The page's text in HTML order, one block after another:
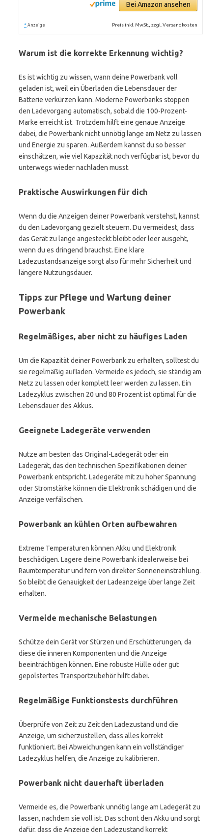
Bei Amazon ansehen
* Anzeige Preis inkl. MwSt., zzgl. Versandkosten
Warum ist die korrekte Erkennung wichtig?
Es ist wichtig zu wissen, wann deine Powerbank voll
geladen ist, weil ein Überladen die Lebensdauer der
Batterie verkürzen kann. Moderne Powerbanks stoppen
den Ladevorgang automatisch, sobald die 100-Prozent-
Marke erreicht ist. Trotzdem hilft eine genaue Anzeige
dabei, die Powerbank nicht unnötig lange am Netz zu lassen
und Energie zu sparen. Außerdem kannst du so besser
einschätzen, wie viel Kapazität noch verfügbar ist, bevor du
unterwegs wieder nachladen musst.
Praktische Auswirkungen für dich
Wenn du die Anzeigen deiner Powerbank verstehst, kannst
du den Ladevorgang gezielt steuern. Du vermeidest, dass
das Gerät zu lange angesteckt bleibt oder leer ausgeht,
wenn du es dringend brauchst. Eine klare
Ladezustandsanzeige sorgt also für mehr Sicherheit und
längere Nutzungsdauer.
Tipps zur Pflege und Wartung deiner
Powerbank
Regelmäßiges, aber nicht zu häufiges Laden
Um die Kapazität deiner Powerbank zu erhalten, solltest du
sie regelmäßig aufladen. Vermeide es jedoch, sie ständig am
Netz zu lassen oder komplett leer werden zu lassen. Ein
Ladezyklus zwischen 20 und 80 Prozent ist optimal für die
Lebensdauer des Akkus.
Geeignete Ladegeräte verwenden
Nutze am besten das Original-Ladegerät oder ein
Ladegerät, das den technischen Spezifikationen deiner
Powerbank entspricht. Ladegeräte mit zu hoher Spannung
oder Stromstärke können die Elektronik schädigen und die
Anzeige verfälschen.
Powerbank an kühlen Orten aufbewahren
Extreme Temperaturen können Akku und Elektronik
beschädigen. Lagere deine Powerbank idealerweise bei
Raumtemperatur und fern von direkter Sonneneinstrahlung.
So bleibt die Genauigkeit der Ladeanzeige über lange Zeit
erhalten.
Vermeide mechanische Belastungen
Schütze dein Gerät vor Stürzen und Erschütterungen, da
diese die inneren Komponenten und die Anzeige
beeinträchtigen können. Eine robuste Hülle oder gut
gepolstertes Transportzubehör hilft dabei.
Regelmäßige Funktionstests durchführen
Überprüfe von Zeit zu Zeit den Ladezustand und die
Anzeige, um sicherzustellen, dass alles korrekt
funktioniert. Bei Abweichungen kann ein vollständiger
Ladezyklus helfen, die Anzeige zu kalibrieren.
Powerbank nicht dauerhaft überladen
Vermeide es, die Powerbank unnötig lange am Ladegerät zu
lassen, nachdem sie voll ist. Das schont den Akku und sorgt
dafür, dass die Anzeige den Ladezustand korrekt